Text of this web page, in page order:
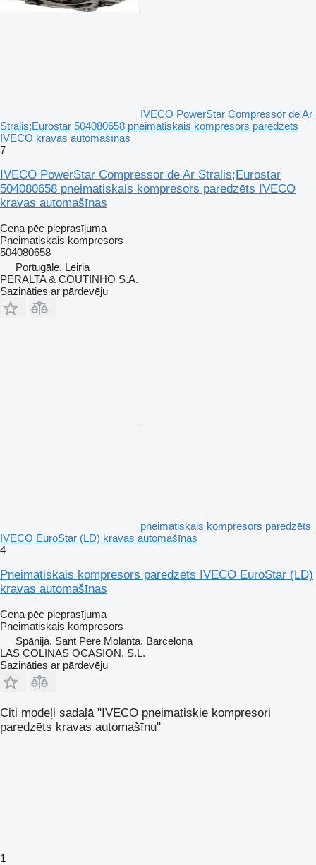
IVECO PowerStar Compressor de Ar
Stralis;Eurostar 504080658 pneimatiskais kompresors paredzēts
IVECO kravas automašīnas
7
IVECO PowerStar Compressor de Ar Stralis;Eurostar
504080658 pneimatiskais kompresors paredzēts IVECO
kravas automašīnas
Cena pēc pieprasījuma
Pneimatiskais kompresors
504080658
Portugāle, Leiria
PERALTA & COUTINHO S.A.
Sazināties ar pārdevēju
pneimatiskais kompresors paredzēts
IVECO EuroStar (LD) kravas automašīnas
4
Pneimatiskais kompresors paredzēts IVECO EuroStar (LD)
kravas automašīnas
Cena pēc pieprasījuma
Pneimatiskais kompresors
Spānija, Sant Pere Molanta, Barcelona
LAS COLINAS OCASION, S.L.
Sazināties ar pārdevēju
Citi modeļi sadaļā "IVECO pneimatiskie kompresori
paredzēts kravas automašīnu"
1